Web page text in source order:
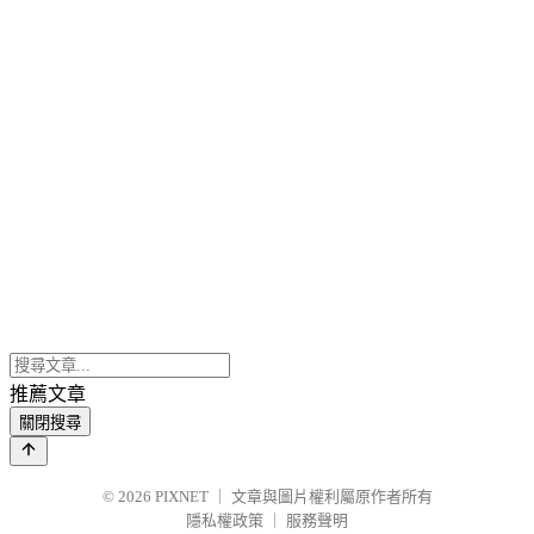
推薦文章
關閉搜尋
© 2026 PIXNET
文章與圖片權利屬原作者所有
隱私權政策
服務聲明